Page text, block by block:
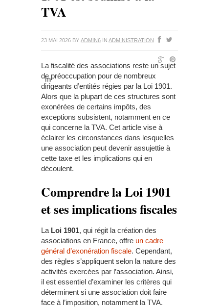
TVA
23 MAI 2026 BY ADMIN6 IN ADMINISTRATION
La fiscalité des associations reste un sujet
de préoccupation pour de nombreux
dirigeants d’entités régies par la Loi 1901.
Alors que la plupart de ces structures sont
exonérées de certains impôts, des
exceptions subsistent, notamment en ce
qui concerne la TVA. Cet article vise à
éclairer les circonstances dans lesquelles
une association peut devenir assujettie à
cette taxe et les implications qui en
découlent.
Comprendre la Loi 1901
et ses implications fiscales
La Loi 1901, qui régit la création des
associations en France, offre un cadre
général d’exonération fiscale. Cependant,
des règles s’appliquent selon la nature des
activités exercées par l’association. Ainsi,
il est essentiel d’examiner les critères qui
déterminent si une association doit faire
face à l’imposition, notamment la TVA.